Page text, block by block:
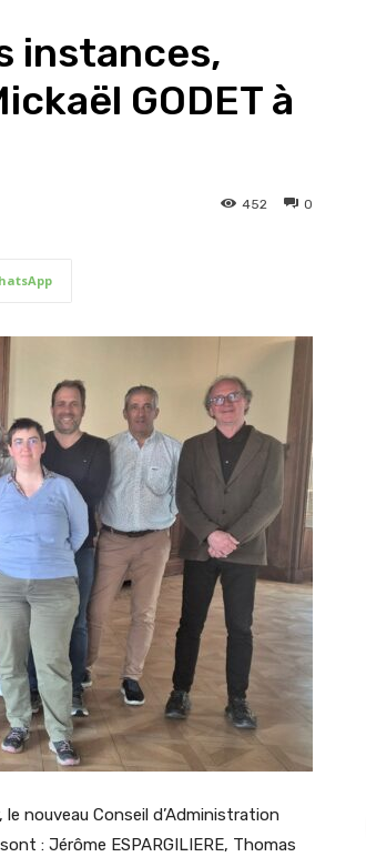
instances,
GODET à
0
452
le nouveau Conseil d’Administration
: Jérôme ESPARGILIERE, Thomas